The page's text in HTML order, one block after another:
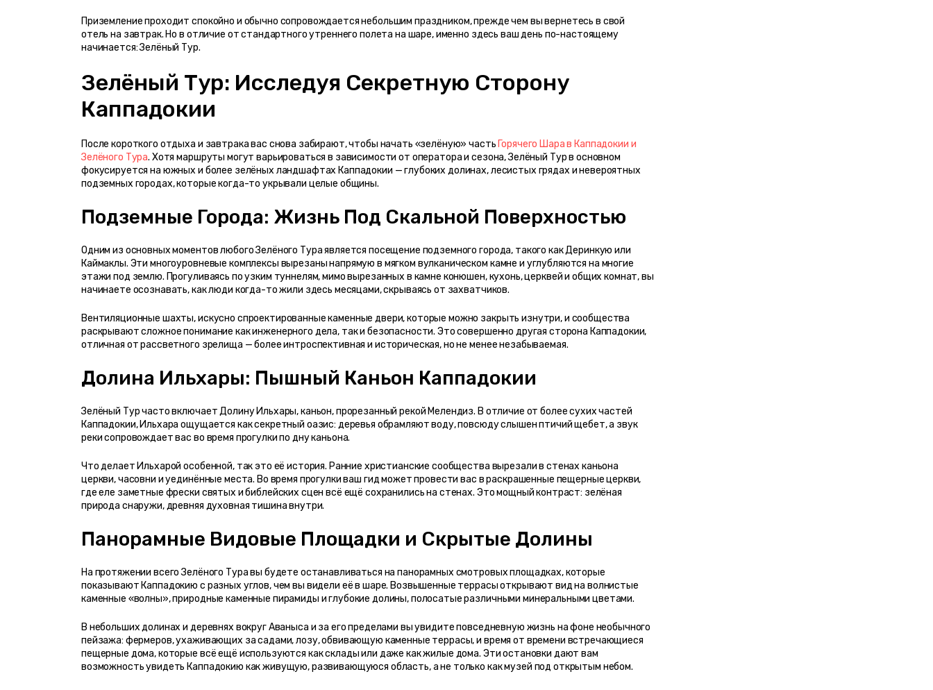
Приземление проходит спокойно и обычно сопровождается небольшим праздником, прежде чем вы вернетесь в свой
отель на завтрак. Но в отличие от стандартного утреннего полета на шаре, именно здесь ваш день по-настоящему
начинается: Зелёный Тур.
Зелёный Тур: Исследуя Секретную Сторону
Каппадокии
После короткого отдыха и завтрака вас снова забирают, чтобы начать «зелёную» часть Горячего Шара в Каппадокии и
Зелёного Тура. Хотя маршруты могут варьироваться в зависимости от оператора и сезона, Зелёный Тур в основном
фокусируется на южных и более зелёных ландшафтах Каппадокии — глубоких долинах, лесистых грядах и невероятных
подземных городах, которые когда-то укрывали целые общины.
Подземные Городa: Жизнь Под Скальной Поверхностью
Одним из основных моментов любого Зелёного Тура является посещение подземного города, такого как Деринкую или
Каймаклы. Эти многоуровневые комплексы вырезаны напрямую в мягком вулканическом камне и углубляются на многие
этажи под землю. Прогуливаясь по узким туннелям, мимо вырезанных в камне конюшен, кухонь, церквей и общих комнат, вы
начинаете осознавать, как люди когда-то жили здесь месяцами, скрываясь от захватчиков.
Вентиляционные шахты, искусно спроектированные каменные двери, которые можно закрыть изнутри, и сообщества
раскрывают сложное понимание как инженерного дела, так и безопасности. Это совершенно другая сторона Каппадокии,
отличная от рассветного зрелища — более интроспективная и историческая, но не менее незабываемая.
Долина Ильхары: Пышный Каньон Каппадокии
Зелёный Тур часто включает Долину Ильхары, каньон, прорезанный рекой Мелендиз. В отличие от более сухих частей
Каппадокии, Ильхара ощущается как секретный оазис: деревья обрамляют воду, повсюду слышен птичий щебет, а звук
реки сопровождает вас во время прогулки по дну каньона.
Что делает Ильхарой особенной, так это её история. Ранние христианские сообщества вырезали в стенах каньона
церкви, часовни и уединённые места. Во время прогулки ваш гид может провести вас в раскрашенные пещерные церкви,
где еле заметные фрески святых и библейских сцен всё ещё сохранились на стенах. Это мощный контраст: зелёная
природа снаружи, древняя духовная тишина внутри.
Панорамные Видовые Площадки и Скрытые Долины
На протяжении всего Зелёного Тура вы будете останавливаться на панорамных смотровых площадках, которые
показывают Каппадокию с разных углов, чем вы видели её в шаре. Возвышенные террасы открывают вид на волнистые
каменные «волны», природные каменные пирамиды и глубокие долины, полосатые различными минеральными цветами.
В небольших долинах и деревнях вокруг Аваныса и за его пределами вы увидите повседневную жизнь на фоне необычного
пейзажа: фермеров, ухаживающих за садами, лозу, обвивающую каменные террасы, и время от времени встречающиеся
пещерные дома, которые всё ещё используются как склады или даже как жилые дома. Эти остановки дают вам
возможность увидеть Каппадокию как живущую, развивающуюся область, а не только как музей под открытым небом.